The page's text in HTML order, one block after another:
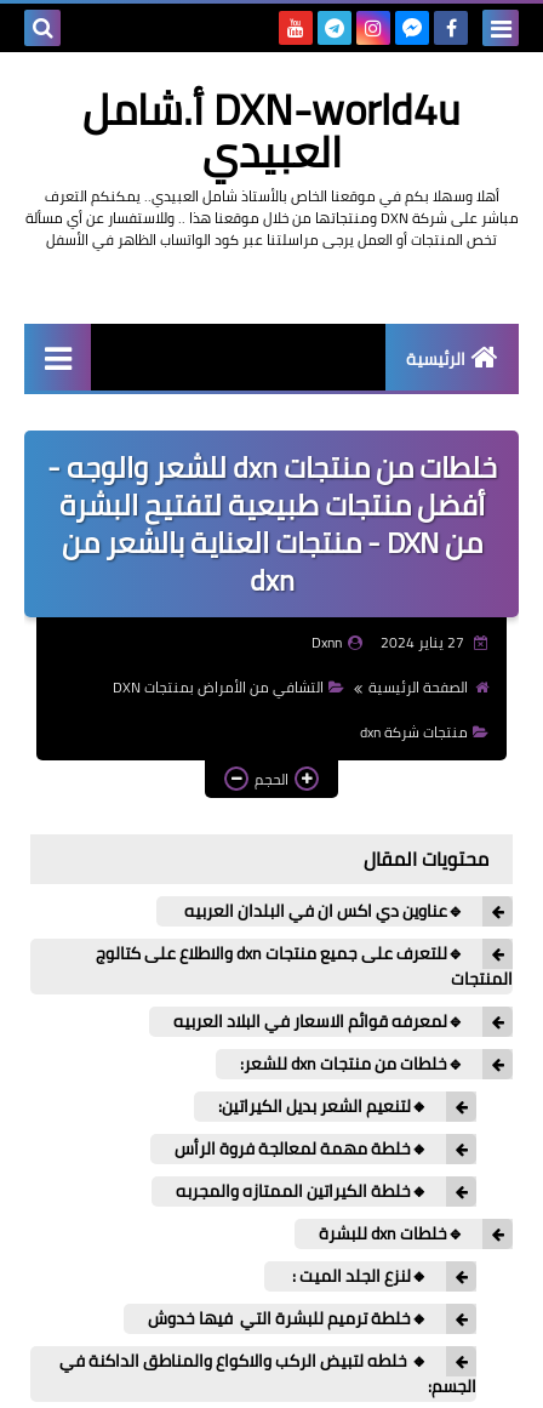
DXN-world4u أ.شامل
العبيدي
أهلا وسهلا بكم في موقعنا الخاص بالأستاذ شامل العبيدي.. يمكنكم التعرف
مباشر على شركة DXN ومنتجاتها من خلال موقعنا هذا .. وللاستفسار عن أي مسألة
تخص المنتجات أو العمل يرجى مراسلتنا عبر كود الواتساب الظاهر في الأسفل
الرئيسية
خلطات من منتجات dxn للشعر والوجه -
أفضل منتجات طبيعية لتفتيح البشرة
من DXN - منتجات العناية بالشعر من
dxn
Dxnn
الصفحة الرئيسية
التشافي من الأمراض بمنتجات DXN
منتجات شركة dxn
الحجم
محتويات المقال
🔹عناوين دي اكس ان في البلدان العربيه
🔹للتعرف على جميع منتجات dxn والاطلاع على كتالوج
المنتجات
🔹لمعرفه قوائم الاسعار في البلاد العربيه
🔹خلطات من منتجات dxn للشعر:
🔸لتنعيم الشعر بديل الكيراتين:
🔸خلطة مهمة لمعالجة فروة الرأس
🔸خلطة الكيراتين الممتازه والمجربه
🔹خلطات dxn للبشرة
🔸لنزع الجلد الميت :
🔸خلطة ترميم للبشرة التي فيها خدوش
🔸 خلطه لتبيض الركب والاكواع والمناطق الداكنة في
الجسم: